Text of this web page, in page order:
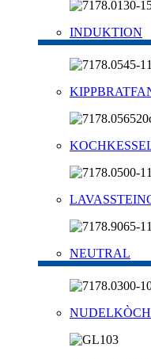
INDUKTION
NEUTRAL